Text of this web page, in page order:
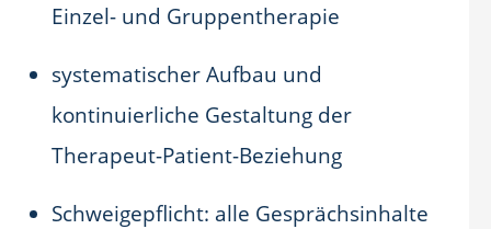
Einzel- und Gruppentherapie
systematischer Aufbau und
kontinuierliche Gestaltung der
Therapeut-Patient-Beziehung
Schweigepflicht: alle Gesprächsinhalte